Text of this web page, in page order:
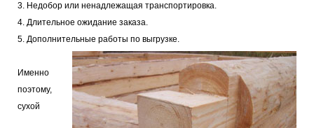
3. Недобор или ненадлежащая транспортировка.
4. Длительное ожидание заказа.
5. Дополнительные работы по выгрузке.
Именно
поэтому,
сухой